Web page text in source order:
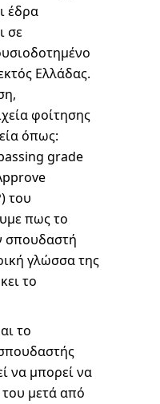
έδρα
σε
Ελλάδας.
φοίτησης
όπως:
grade
του
πως το
σπουδαστή
γλώσσα της
το
το
να μπορεί να
του μετά από